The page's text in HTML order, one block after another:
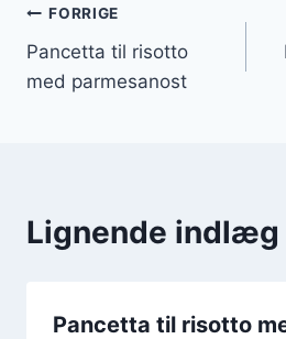
Indlægsnavigation
FORRIGE
Pancetta til risotto
med parmesanost
Lignende indlæg
Pancetta til risotto